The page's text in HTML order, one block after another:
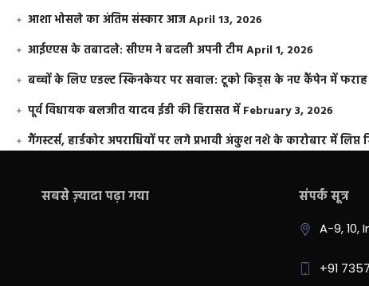
आशा भोसले का अंतिम संस्कार आजApril 13, 2026
आईएएस के तबादले: सीएम ने बदली अपनी टीमApril 1, 2026
बच्चों के लिए एडल्ट स्किनकेयर पर सवाल: टूको किड्स के नए कैंपेन में
पूर्व विधायक बलजीत यादव ईडी की हिरासत में February 3, 2026
गैंगस्टर्स, हार्डकोर अपराधियों पर लगे प्रभावी अंकुश नशे के कारोबार में
सबसे ज़्यादा पढ़ा गया संपर्क सूत्र
A-9, 10,
+91